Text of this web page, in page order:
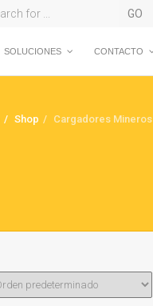
SOLUCIONES CONTACTO
Shop Cargadores Mineros